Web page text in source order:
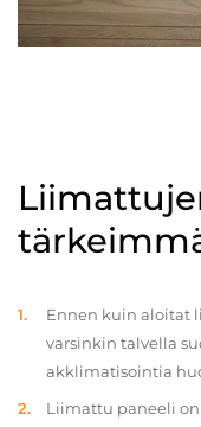
Ennen kuin aloitat
varsinkin talvella
akklimatisointia
Liimattu paneeli